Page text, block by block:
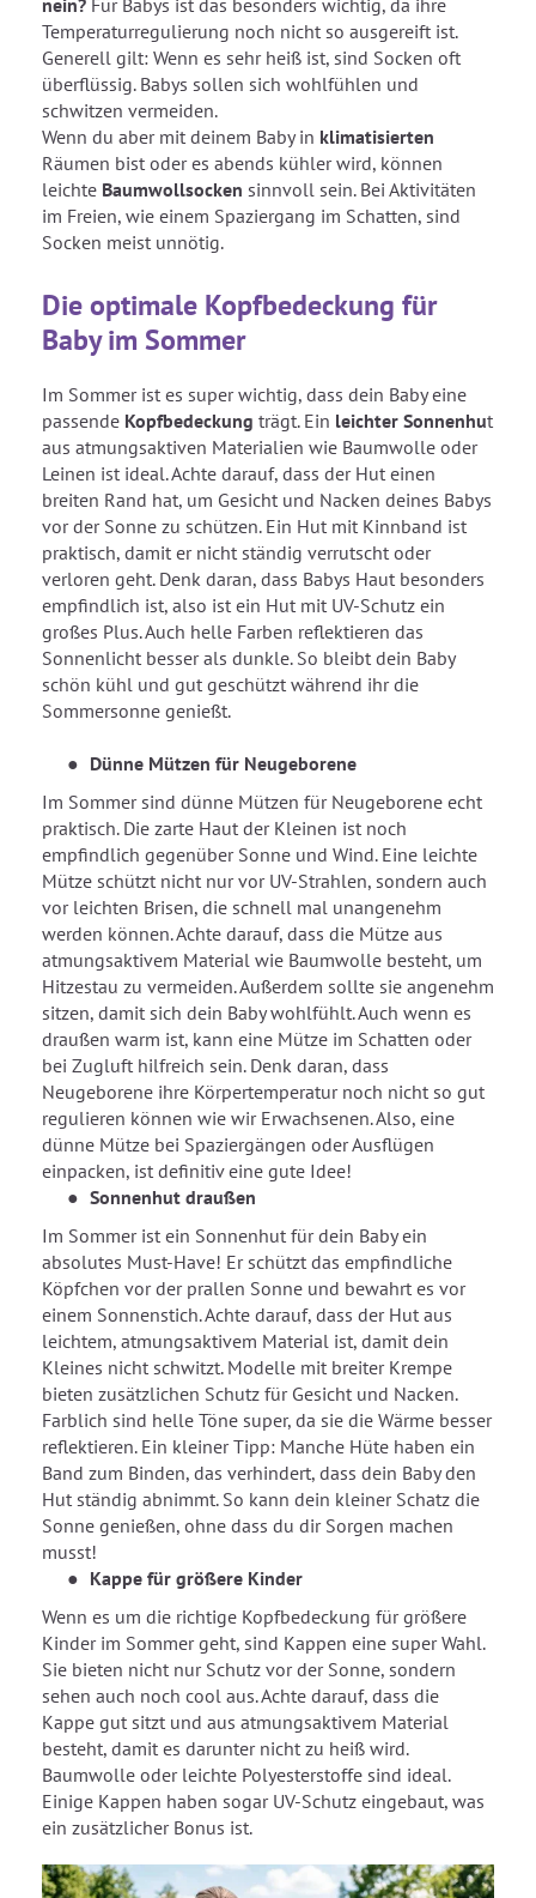
Temperaturregulierung noch nicht so ausgereift ist.
Generell gilt: Wenn es sehr heiß ist, sind Socken oft
überflüssig. Babys sollen sich wohlfühlen und
schwitzen vermeiden.
Wenn du aber mit deinem Baby in klimatisierten
Räumen bist oder es abends kühler wird, können
leichte Baumwollsocken sinnvoll sein. Bei Aktivitäten
im Freien, wie einem Spaziergang im Schatten, sind
Socken meist unnötig.
Die optimale Kopfbedeckung für
Baby im Sommer
Im Sommer ist es super wichtig, dass dein Baby eine
passende Kopfbedeckung trägt. Ein leichter Sonnenhut
aus atmungsaktiven Materialien wie Baumwolle oder
Leinen ist ideal. Achte darauf, dass der Hut einen
breiten Rand hat, um Gesicht und Nacken deines Babys
vor der Sonne zu schützen. Ein Hut mit Kinnband ist
praktisch, damit er nicht ständig verrutscht oder
verloren geht. Denk daran, dass Babys Haut besonders
empfindlich ist, also ist ein Hut mit UV-Schutz ein
großes Plus. Auch helle Farben reflektieren das
Sonnenlicht besser als dunkle. So bleibt dein Baby
schön kühl und gut geschützt während ihr die
Sommersonne genießt.
Dünne Mützen für Neugeborene
Im Sommer sind dünne Mützen für Neugeborene echt
praktisch. Die zarte Haut der Kleinen ist noch
empfindlich gegenüber Sonne und Wind. Eine leichte
Mütze schützt nicht nur vor UV-Strahlen, sondern auch
vor leichten Brisen, die schnell mal unangenehm
werden können. Achte darauf, dass die Mütze aus
atmungsaktivem Material wie Baumwolle besteht, um
Hitzestau zu vermeiden. Außerdem sollte sie angenehm
sitzen, damit sich dein Baby wohlfühlt. Auch wenn es
draußen warm ist, kann eine Mütze im Schatten oder
bei Zugluft hilfreich sein. Denk daran, dass
Neugeborene ihre Körpertemperatur noch nicht so gut
regulieren können wie wir Erwachsenen. Also, eine
dünne Mütze bei Spaziergängen oder Ausflügen
einpacken, ist definitiv eine gute Idee!
Sonnenhut draußen
Im Sommer ist ein Sonnenhut für dein Baby ein
absolutes Must-Have! Er schützt das empfindliche
Köpfchen vor der prallen Sonne und bewahrt es vor
einem Sonnenstich. Achte darauf, dass der Hut aus
leichtem, atmungsaktivem Material ist, damit dein
Kleines nicht schwitzt. Modelle mit breiter Krempe
bieten zusätzlichen Schutz für Gesicht und Nacken.
Farblich sind helle Töne super, da sie die Wärme besser
reflektieren. Ein kleiner Tipp: Manche Hüte haben ein
Band zum Binden, das verhindert, dass dein Baby den
Hut ständig abnimmt. So kann dein kleiner Schatz die
Sonne genießen, ohne dass du dir Sorgen machen
musst!
Kappe für größere Kinder
Wenn es um die richtige Kopfbedeckung für größere
Kinder im Sommer geht, sind Kappen eine super Wahl.
Sie bieten nicht nur Schutz vor der Sonne, sondern
sehen auch noch cool aus. Achte darauf, dass die
Kappe gut sitzt und aus atmungsaktivem Material
besteht, damit es darunter nicht zu heiß wird.
Baumwolle oder leichte Polyesterstoffe sind ideal.
Einige Kappen haben sogar UV-Schutz eingebaut, was
ein zusätzlicher Bonus ist.